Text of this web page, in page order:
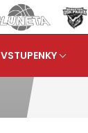
VSTUPENKY